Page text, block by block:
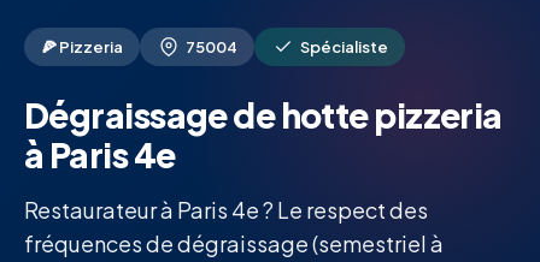
🍕 Pizzeria 75004 Spécialiste
Dégraissage de hotte pizzeria
à Paris 4e
Restaurateur à Paris 4e ? Le respect des
fréquences de dégraissage (semestriel à